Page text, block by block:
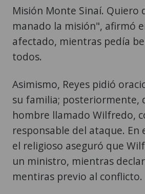
Misión Monte Sinaí. Quiero
manado la misión", afirmó
afectado, mientras pedía
todos.
Asimismo, Reyes pidió
su familia; posteriormente,
hombre llamado Wilfredo,
responsable del ataque. En
el religioso aseguró que
un ministro, mientras
mentiras previo al conflicto.